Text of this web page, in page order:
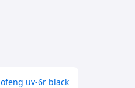
uv-6r black